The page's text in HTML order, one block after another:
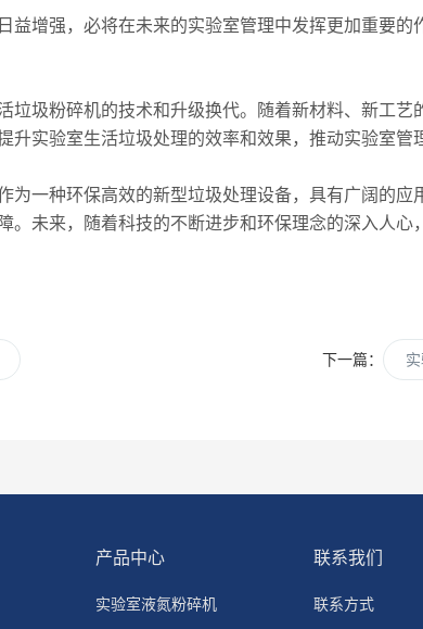
增强，必将在未来的实验室管理中发挥更加重要的
圾粉碎机的技术和升级换代。随着新材料、新工艺
升实验室生活垃圾处理的效率和效果，推动实验室管
一种环保高效的新型垃圾处理设备，具有广阔的应
。未来，随着科技的不断进步和环保理念的深入人心
下一篇：
产品中心
实验室液氮粉碎机
联系我们
联系方式